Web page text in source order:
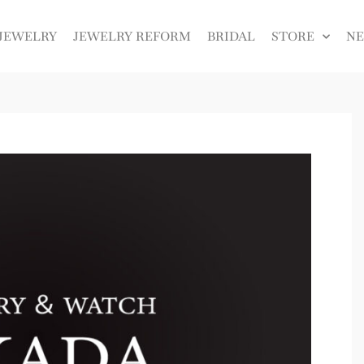
JEWELRY REFORM BRIDAL STORE